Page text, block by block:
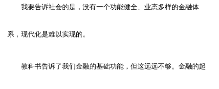
我要告诉社会的是，没有一个功能健全、业态多样的金融体
系，现代化是难以实现的。
教科书告诉了我们金融的基础功能，但这远远不够。金融的起